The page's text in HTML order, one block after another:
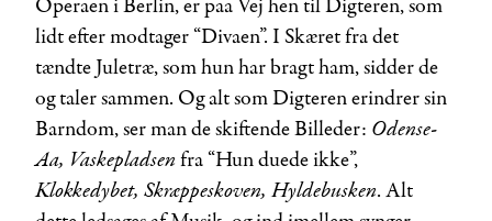
Operaen i Berlin, er paa Vej hen til Digteren, som
lidt efter modtager “Divaen”. I Skæret fra det
tændte Juletræ, som hun har bragt ham, sidder de
og taler sammen. Og alt som Digteren erindrer sin
Barndom, ser man de skiftende Billeder: Odense-
Aa, Vaskepladsen fra “Hun duede ikke”,
Klokkedybet, Skræppeskoven, Hyldebusken. Alt